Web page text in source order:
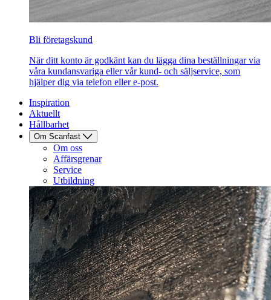
Bli företagskund
När ditt konto är godkänt kan du lägga dina beställningar via
våra kundansvariga eller vår kund- och säljservice, som
hjälper dig via telefon eller e-post.
Inspiration
Aktuellt
Hållbarhet
Om Scanfast
Om oss
Affärsgrenar
Service
Utbildning